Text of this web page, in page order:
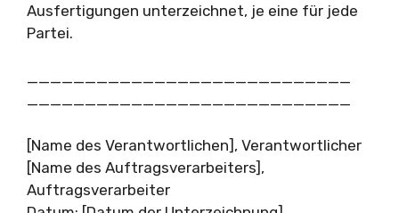
Ausfertigungen unterzeichnet, je eine für jede
Partei.
____________________________
____________________________
[Name des Verantwortlichen], Verantwortlicher
[Name des Auftragsverarbeiters],
Auftragsverarbeiter